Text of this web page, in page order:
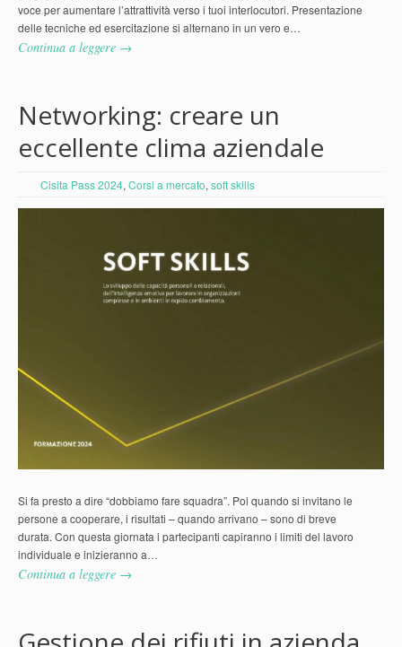
voce per aumentare l’attrattività verso i tuoi interlocutori. Presentazione
delle tecniche ed esercitazione si alternano in un vero e…
Continua a leggere →
Networking: creare un
eccellente clima aziendale
Cisita Pass 2024, Corsi a mercato, soft skills
Si fa presto a dire “dobbiamo fare squadra”. Poi quando si invitano le
persone a cooperare, i risultati – quando arrivano – sono di breve
durata. Con questa giornata i partecipanti capiranno i limiti del lavoro
individuale e inizieranno a…
Continua a leggere →